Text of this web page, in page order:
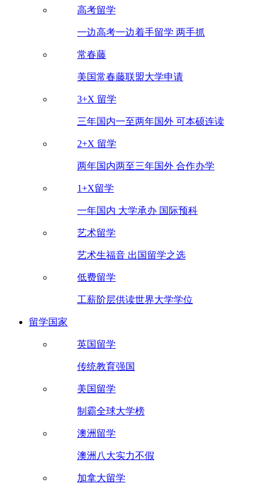
高考留学
一边高考一边着手留学 两手抓
常春藤
美国常春藤联盟大学申请
3+X 留学
三年国内一至两年国外 可本硕连读
2+X 留学
两年国内两至三年国外 合作办学
1+X留学
一年国内 大学承办 国际预科
艺术留学
艺术生福音 出国留学之选
低费留学
工薪阶层供读世界大学学位
留学国家
英国留学
传统教育强国
美国留学
制霸全球大学榜
澳洲留学
澳洲八大实力不假
加拿大留学